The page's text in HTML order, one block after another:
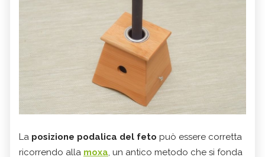
La posizione podalica del feto può essere corretta
ricorrendo alla moxa, un antico metodo che si fonda